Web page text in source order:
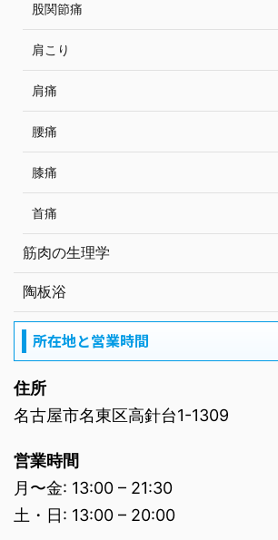
股関節痛
肩こり
肩痛
腰痛
膝痛
首痛
筋肉の生理学
陶板浴
所在地と営業時間
住所
名古屋市名東区高針台1-1309
営業時間
月〜金: 13:00 – 21:30
土・日: 13:00 – 20:00